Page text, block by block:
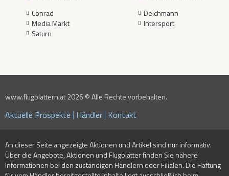
Conrad
Media Markt
Saturn
Deichmann
Intersport
www.flugblattern.at 2026 © Alle Rechte vorbehalten.
Aktuelle Prospekte Händler Kontakt
An dieser Seite angezeigte Aktionen und Artikel sind nur informativ.
Über die Angebote, Aktionen und Flugblätter finden Sie nähere
Informationen bei den zuständigen Händlern oder Filialen. Die Haftung